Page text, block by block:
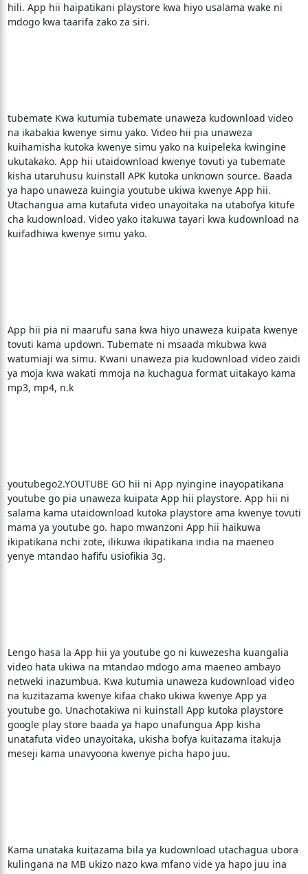
hili. App hii haipatikani playstore kwa hiyo usalama wake ni
mdogo kwa taarifa zako za siri.
tubemate Kwa kutumia tubemate unaweza kudownload video
na ikabakia kwenye simu yako. Video hii pia unaweza
kuihamisha kutoka kwenye simu yako na kuipeleka kwingine
ukutakako. App hii utaidownload kwenye tovuti ya tubemate
kisha utaruhusu kuinstall APK kutoka unknown source. Baada
ya hapo unaweza kuingia youtube ukiwa kwenye App hii.
Utachangua ama kutafuta video unayoitaka na utabofya kitufe
cha kudownload. Video yako itakuwa tayari kwa kudownload na
kuifadhiwa kwenye simu yako.
App hii pia ni maarufu sana kwa hiyo unaweza kuipata kwenye
tovuti kama updown. Tubemate ni msaada mkubwa kwa
watumiaji wa simu. Kwani unaweza pia kudownload video zaidi
ya moja kwa wakati mmoja na kuchagua format uitakayo kama
mp3, mp4, n.k
youtubego2.YOUTUBE GO hii ni App nyingine inayopatikana
youtube go pia unaweza kuipata App hii playstore. App hii ni
salama kama utaidownload kutoka playstore ama kwenye tovuti
mama ya youtube go. hapo mwanzoni App hii haikuwa
ikipatikana nchi zote, ilikuwa ikipatikana india na maeneo
yenye mtandao hafifu usiofikia 3g.
Lengo hasa la App hii ya youtube go ni kuwezesha kuangalia
video hata ukiwa na mtandao mdogo ama maeneo ambayo
netweki inazumbua. Kwa kutumia unaweza kudownload video
na kuzitazama kwenye kifaa chako ukiwa kwenye App ya
youtube go. Unachotakiwa ni kuinstall App kutoka playstore
google play store baada ya hapo unafungua App kisha
unatafuta video unayoitaka, ukisha bofya kuitazama itakuja
meseji kama unavyoona kwenye picha hapo juu.
Kama unataka kuitazama bila ya kudownload utachagua ubora
kulingana na MB ukizo nazo kwa mfano vide ya hapo juu ina